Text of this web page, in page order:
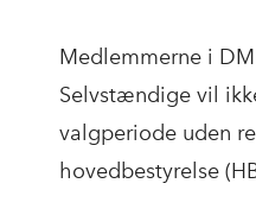
Medlemmerne i
Selvstændige vil
valgperiode uden
hovedbestyrelse